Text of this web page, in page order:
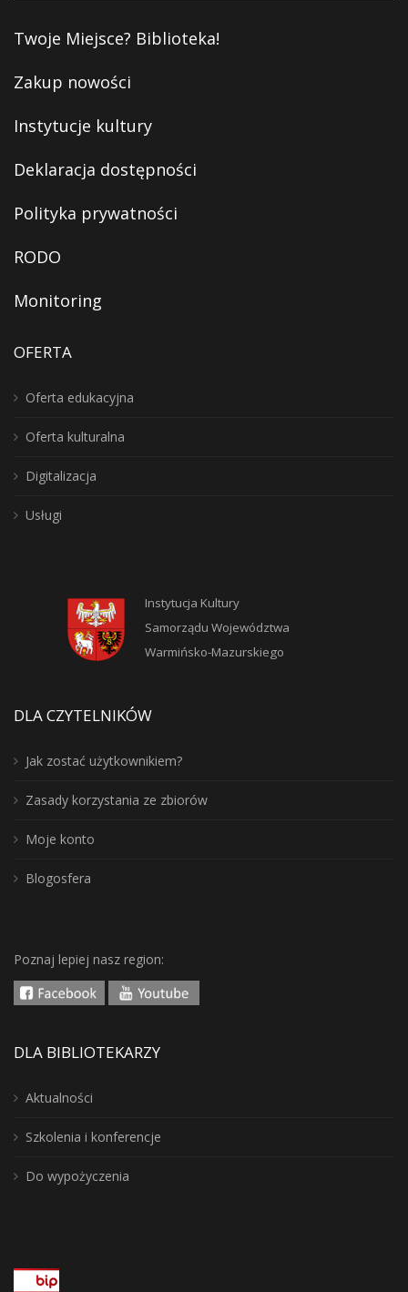
Twoje Miejsce? Biblioteka!
Zakup nowości
Instytucje kultury
Deklaracja dostępności
Polityka prywatności
RODO
Monitoring
OFERTA
Oferta edukacyjna
Oferta kulturalna
Digitalizacja
Usługi
Instytucja Kultury
Samorządu Województwa
Warmińsko-Mazurskiego
DLA CZYTELNIKÓW
Jak zostać użytkownikiem?
Zasady korzystania ze zbiorów
Moje konto
Blogosfera
Poznaj lepiej nasz region:
DLA BIBLIOTEKARZY
Aktualności
Szkolenia i konferencje
Do wypożyczenia